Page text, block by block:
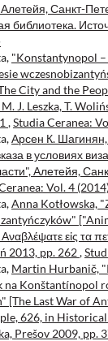
Санкт-
библиотека.
"Konstantynopol
City and the
J. Leszka, T.
,Studia Ceranea:
Арсен К.
в условиях
Алетейя,
Vol. 4
Anna Kotłowska,
εἰς τα
2013, pp. 262,
Martin Hurbanič,
na Konštantínopol
[The Last War of
626, in Historical
Prešov 2009, pp.